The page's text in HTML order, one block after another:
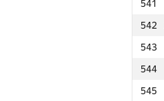
541
542
543
544
545
518
519
520
521
522